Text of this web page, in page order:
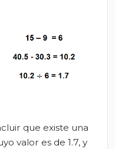
que existe una
valor es de 1.7, y